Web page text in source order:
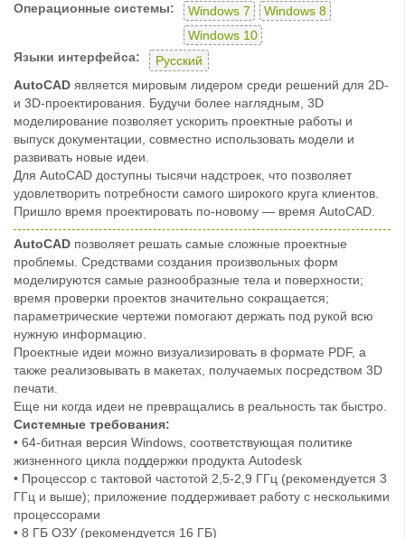
Операционные системы:
Windows 7
Windows 8
Windows 10
Языки интерфейса:
Русский
AutoCAD является мировым лидером среди решений для 2D-
и 3D-проектирования. Будучи более наглядным, 3D
моделирование позволяет ускорить проектные работы и
выпуск документации, совместно использовать модели и
развивать новые идеи.
Для AutoCAD доступны тысячи надстроек, что позволяет
удовлетворить потребности самого широкого круга клиентов.
Пришло время проектировать по-новому — время AutoCAD.
AutoCAD позволяет решать самые сложные проектные
проблемы. Средствами создания произвольных форм
моделируются самые разнообразные тела и поверхности;
время проверки проектов значительно сокращается;
параметрические чертежи помогают держать под рукой всю
нужную информацию.
Проектные идеи можно визуализировать в формате PDF, а
также реализовывать в макетах, получаемых посредством 3D
печати.
Еще ни когда идеи не превращались в реальность так быстро.
Системные требования:
• 64-битная версия Windows, соответствующая политике
жизненного цикла поддержки продукта Autodesk
• Процессор с тактовой частотой 2,5-2,9 ГГц (рекомендуется 3
ГГц и выше); приложение поддерживает работу с несколькими
процессорами
• 8 ГБ ОЗУ (рекомендуется 16 ГБ)